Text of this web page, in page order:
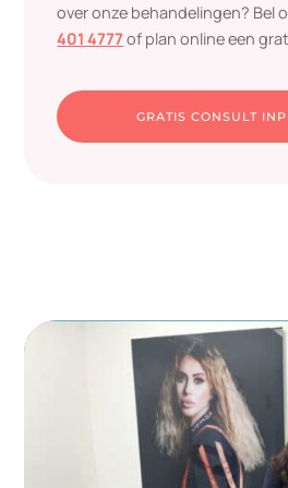
over onze behandelingen? Bel
401 4777 of plan online een
GRATIS CONSULT